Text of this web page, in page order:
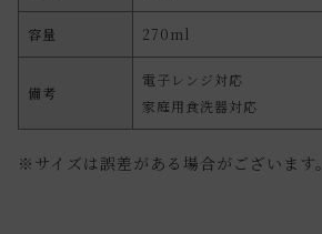
容量 270ml
備考
電子レンジ対応
家庭用食洗器対応
※サイズは誤差がある場合がございます。